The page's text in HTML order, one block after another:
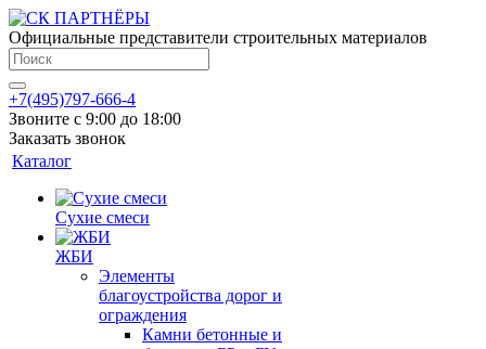
Официальные представители строительных материалов
+7(495)797-666-4
Звоните с 9:00 до 18:00
Заказать звонок
Каталог
Сухие смеси
ЖБИ
Элементы
благоустройства дорог и
ограждения
Камни бетонные и